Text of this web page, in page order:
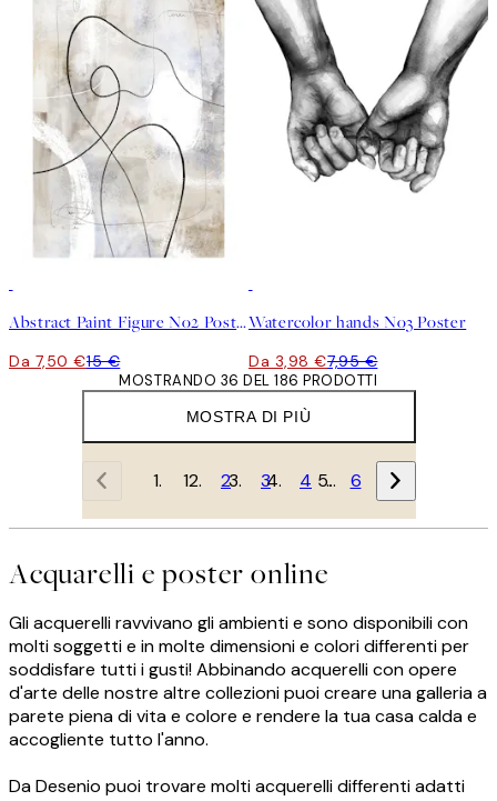
Abstract Paint Figure No2 Poster
Da 7,50 €15 €
Watercolor hands No3 Poster
Da 3,98 €7,95 €
MOSTRA DI PIÙ
MOSTRANDO 36 DEL 186 PRODOTTI
1 2 3 4 … 6
Acquarelli e poster online
Gli acquerelli ravvivano gli ambienti e sono disponibili con
molti soggetti e in molte dimensioni e colori differenti per
soddisfare tutti i gusti! Abbinando acquerelli con opere
d'arte delle nostre altre collezioni puoi creare una galleria a
parete piena di vita e colore e rendere la tua casa calda e
accogliente tutto l'anno.
Da Desenio puoi trovare molti acquerelli differenti adatti